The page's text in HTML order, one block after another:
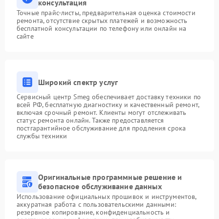
консультация
Точные прайс-листы, предварительная оценка стоимости
ремонта, отсутствие скрытых платежей и возможность
бесплатной консультации по телефону или онлайн на
сайте
Широкий спектр услуг
Сервисный центр Smeg обеспечивает доставку техники по
всей РФ, бесплатную диагностику и качественный ремонт,
включая срочный ремонт. Клиенты могут отслеживать
статус ремонта онлайн. Также предоставляется
постгарантийное обслуживание для продления срока
службы техники
Оригинальные программные решение и
безопасное обслуживание данных
Использование официальных прошивок и инструментов,
аккуратная работа с пользовательскими данными:
резервное копирование, конфиденциальность и